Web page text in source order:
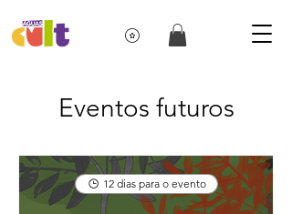
Eventos futuros
12 dias para o evento